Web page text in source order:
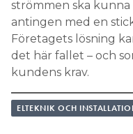
strömmen ska
antingen med en
Företagets lösning
det här fallet – och
kundens krav.
ELTEKNIK OCH